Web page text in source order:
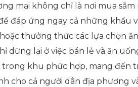
mại không chỉ là nơi mua
đáp ứng ngay cả những
thưởng thức các lựa chọn
dừng lại ở việc bán lẻ và ăn
khu phức hợp, mang đến
cho cả người dân địa